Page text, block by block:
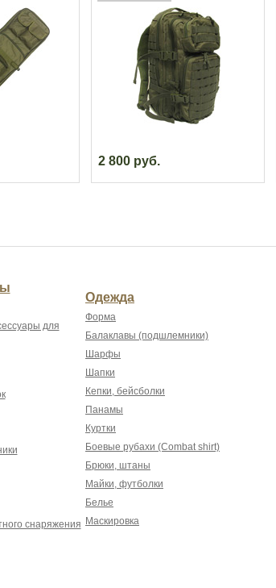
2 800 руб.
для
снаряжения
Одежда
Форма
Балаклавы (подшлемники)
Шарфы
Шапки
Кепки, бейсболки
Панамы
Куртки
Боевые рубахи (Combat shirt)
Брюки, штаны
Майки, футболки
Белье
Маскировка